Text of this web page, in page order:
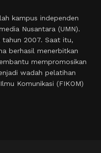
kampus independen
Nusantara (UMN).
2007. Saat itu,
berhasil menerbitkan
mempromosikan
wadah pelatihan
Komunikasi (FIKOM)